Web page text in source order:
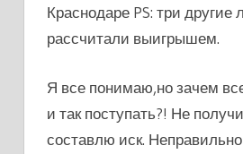
Краснодаре PS: три другие
рассчитали выигрышем.
Я все понимаю,но зачем
и так поступать?! Не
составлю иск.